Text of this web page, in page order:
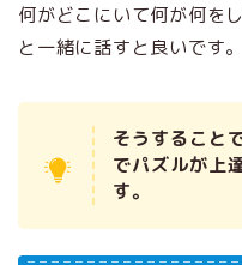
何がどこにいて何が何を
と一緒に話すと良いです。
そうすること
でパズルが上
す。